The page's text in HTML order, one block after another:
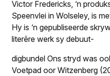
Victor Fredericks, ‘n
Speenvlei in Wolseley, is
Hy is ‘n gepubliseerde
literêre werk sy debuut-
digbundel Ons stryd was
Voetpad oor Witzenberg